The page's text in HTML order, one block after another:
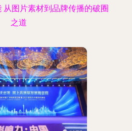
从图片素材到品牌传播的破圈
之道